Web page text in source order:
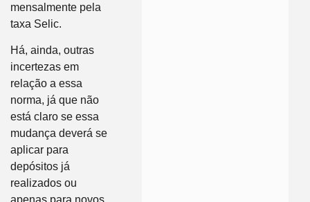
mensalmente pela
taxa Selic.
Há, ainda, outras
incertezas em
relação a essa
norma, já que não
está claro se essa
mudança deverá se
aplicar para
depósitos já
realizados ou